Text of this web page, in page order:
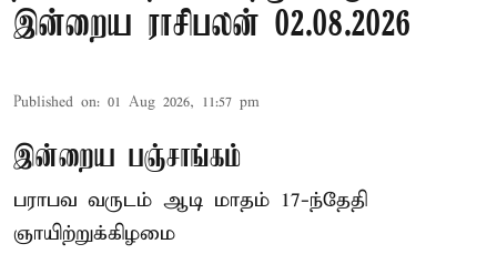
இன்றைய ராசிபலன் 02.08.2026
Published on: 01 Aug 2026, 11:57 pm
இன்றைய பஞ்சாங்கம்
பராபவ வருடம் ஆடி மாதம் 17-ந்தேதி
ஞாயிற்றுக்கிழமை